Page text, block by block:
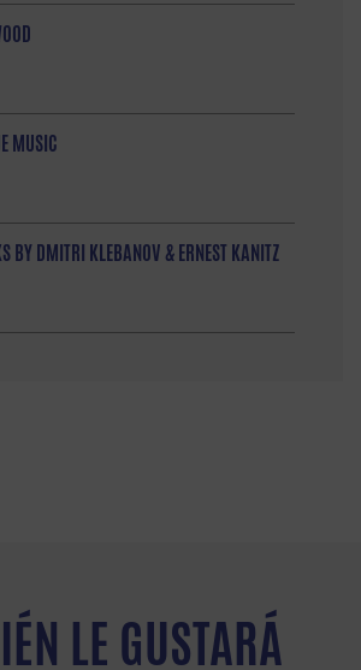
MUSIC
BY DMITRI KLEBANOV & ERNEST KANITZ
LE GUSTARÁ